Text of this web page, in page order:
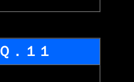
Ｑ．１１